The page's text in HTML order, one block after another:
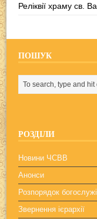
Реліквії храму св.
ПОШУК
РОЗДІЛИ
Новини ЧСВВ
Анонси
Розпорядок
Звернення ієрархії